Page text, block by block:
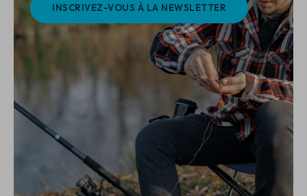
INSCRIVEZ-VOUS À LA NEWSLETTER